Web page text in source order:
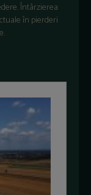
Întârzierea
în pierderi